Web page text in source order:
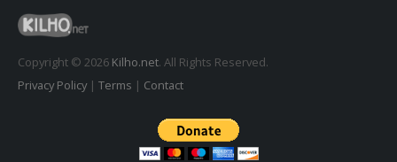
K플레이어 0.9.4 업데이트
2026년 7월 28일
Copyright © 2026 Kilho.net. All Rights Reserved.
Privacy Policy| Terms | Contact